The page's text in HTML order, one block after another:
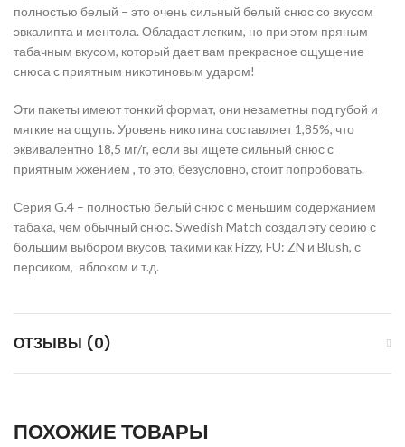
полностью белый – это очень сильный белый снюс со вкусом
эвкалипта и ментола. Обладает легким, но при этом пряным
табачным вкусом, который дает вам прекрасное ощущение
снюса с приятным никотиновым ударом!
Эти пакеты имеют тонкий формат, они незаметны под губой и
мягкие на ощупь. Уровень никотина составляет 1,85%, что
эквивалентно 18,5 мг/г, если вы ищете сильный снюс с
приятным жжением , то это, безусловно, стоит попробовать.
Серия G.4 – полностью белый снюс с меньшим содержанием
табака, чем обычный снюс. Swedish Match создал эту серию с
большим выбором вкусов, такими как Fizzy, FU: ZN и Blush, с
персиком, яблоком и т.д.
ОТЗЫВЫ (0)
ПОХОЖИЕ ТОВАРЫ